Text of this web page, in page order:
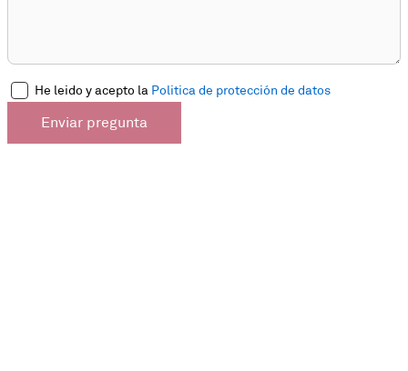
He leido y acepto la Politica de protección de datos
Enviar pregunta